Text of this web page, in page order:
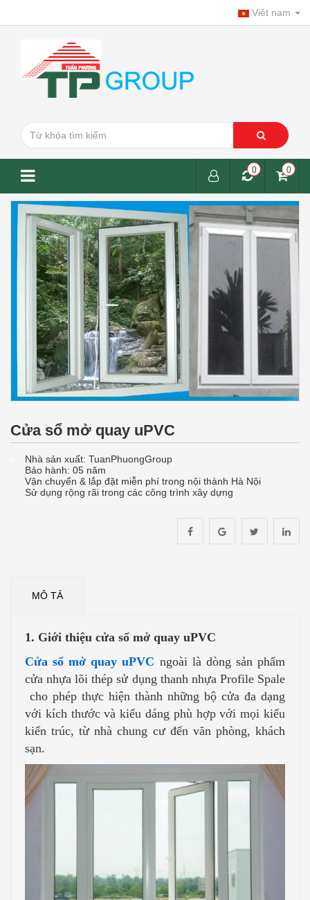
Viêt nam
0
0
Cửa sổ mở quay uPVC
Nhà sản xuất: TuanPhuongGroup
Bảo hành: 05 năm
Vận chuyển & lắp đặt miễn phí trong nội thành Hà Nội
Sử dụng rộng rãi trong các công trình xây dựng
MÔ TẢ
1. Giới thiệu cửa sổ mở quay uPVC
Cửa sổ mở quay uPVC ngoài là dòng sản phẩm
cửa nhựa lõi thép sử dụng thanh nhựa Profile Spale
cho phép thực hiện thành những bộ cửa đa dạng
với kích thước và kiểu dáng phù hợp với mọi kiểu
kiến trúc, từ nhà chung cư đến văn phòng, khách
sạn.